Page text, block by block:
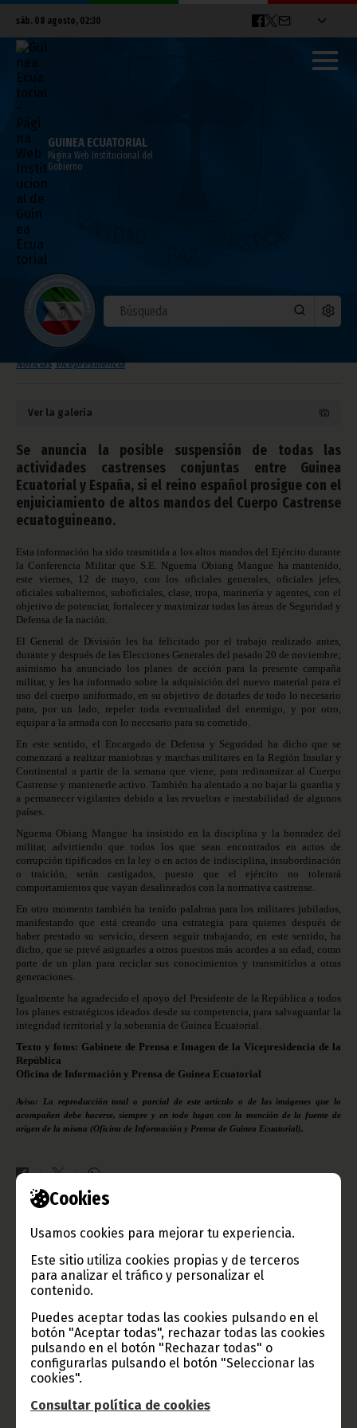
Cookies
Usamos cookies para mejorar tu experiencia.
Este sitio utiliza cookies propias y de terceros
para analizar el tráfico y personalizar el
contenido.
Puedes aceptar todas las cookies pulsando en el
botón "Aceptar todas", rechazar todas las cookies
pulsando en el botón "Rechazar todas" o
configurarlas pulsando el botón "Seleccionar las
cookies".
Consultar política de cookies
sáb. 08 agosto, 02:30
GUINEA ECUATORIAL
Página Web Institucional del
Gobierno
El Vicepresidente notifica una posible
suspensión de las actividades
castrenses conjuntas entre Guinea
Ecuatorial y España
mayo 13, 2023
Noticias Vicepresidencia
Ver la galería
Se anuncia la posible suspensión de todas las
actividades castrenses conjuntas entre Guinea
Ecuatorial y España, si el reino español prosigue con el
enjuiciamiento de altos mandos del Cuerpo Castrense
ecuatoguineano.
Esta información ha sido trasmitida a los altos mandos del Ejército durante
la Conferencia Militar que S.E. Nguema Obiang Mangue ha mantenido,
este viernes, 12 de mayo, con los oficiales generales, oficiales jefes,
oficiales subalternos, suboficiales, clase, tropa, marinería y agentes, con el
objetivo de potenciar, fortalecer y maximizar todas las áreas de Seguridad y
Defensa de la nación.
El General de División les ha felicitado por el trabajo realizado antes,
durante y después de las Elecciones Generales del pasado 20 de noviembre;
asimismo ha anunciado los planes de acción para la presente campaña
militar, y les ha informado sobre la adquisición del nuevo material para el
uso del cuerpo uniformado, en su objetivo de dotarles de todo lo necesario
para, por un lado, repeler toda eventualidad del enemigo, y por otro,
equipar a la armada con lo necesario para su cometido.
En este sentido, el Encargado de Defensa y Seguridad ha dicho que se
comenzará a realizar maniobras y marchas militares en la Región Insular y
Continental a partir de la semana que viene, para redinamizar al Cuerpo
Castrense y mantenerle activo. También ha alentado a no bajar la guardia y
a permanecer vigilantes debido a las revueltas e inestabilidad de algunos
países.
Nguema Obiang Mangue ha insistido en la disciplina y la honradez del
militar, advirtiendo que todos los que sean encontrados en actos de
corrupción tipificados en la ley o en actos de indisciplina, insubordinación
o traición, serán castigados, puesto que el ejército no tolerará
comportamientos que vayan desalineados con la normativa castrense.
En otro momento también ha tenido palabras para los militares jubilados,
manifestando que está creando una estrategia para quienes después de
haber prestado su servicio, deseen seguir trabajando; en este sentido, ha
dicho, que se prevé asignarles a otros puestos más acordes a su edad, como
parte de un plan para reciclar sus conocimientos y transmitirlos a otras
generaciones.
Igualmente ha agradecido el apoyo del Presidente de la República a todos
los planes estratégicos ideados desde su competencia, para salvaguardar la
integridad territorial y la soberanía de Guinea Ecuatorial.
Texto y fotos: Gabinete de Prensa e Imagen de la Vicepresidencia de la
República
Oficina de Información y Prensa de Guinea Ecuatorial
Aviso: La reproducción total o parcial de este artículo o de las imágenes que lo
acompañen debe hacerse, siempre y en todo lugar, con la mención de la fuente de
origen de la misma (Oficina de Información y Prensa de Guinea Ecuatorial).
Gobierno e Instituciones
Información de Guinea Ecuatorial
TVGE